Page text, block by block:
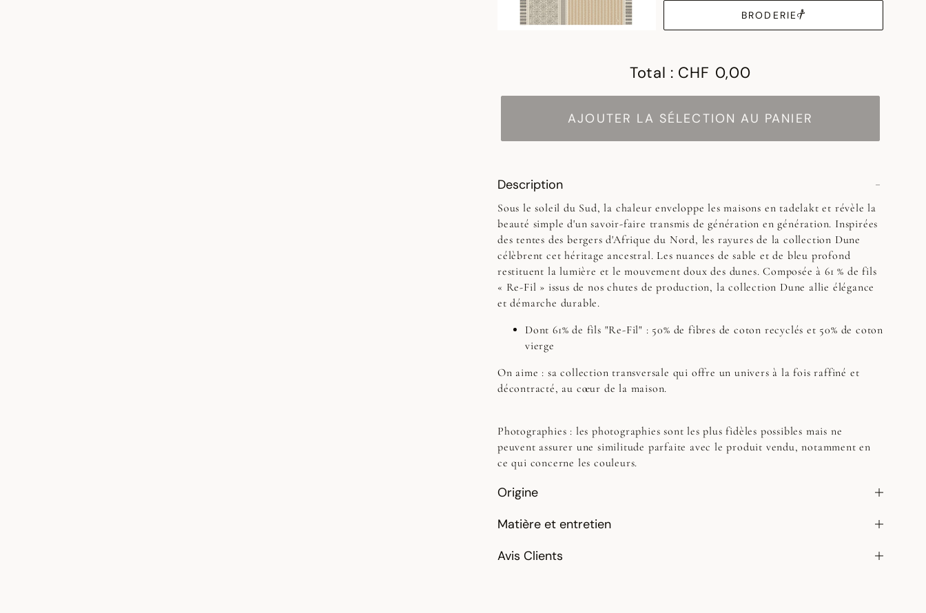
BRODERIE
Total : CHF 0,00
AJOUTER LA SÉLECTION AU PANIER
Description
Sous le soleil du Sud, la chaleur enveloppe les maisons en tadelakt et révèle la
beauté simple d'un savoir-faire transmis de génération en génération. Inspirées
des tentes des bergers d'Afrique du Nord, les rayures de la collection Dune
célèbrent cet héritage ancestral. Les nuances de sable et de bleu profond
restituent la lumière et le mouvement doux des dunes. Composée à 61 % de fils
« Re-Fil » issus de nos chutes de production, la collection Dune allie élégance
et démarche durable.
Dont 61% de fils "Re-Fil" : 50% de fibres de coton recyclés et 50% de coton
vierge
On aime : sa collection transversale qui offre un univers à la fois raffiné et
décontracté, au cœur de la maison.
Photographies : les photographies sont les plus fidèles possibles mais ne
peuvent assurer une similitude parfaite avec le produit vendu, notamment en
ce qui concerne les couleurs.
Origine
Matière et entretien
Avis Clients